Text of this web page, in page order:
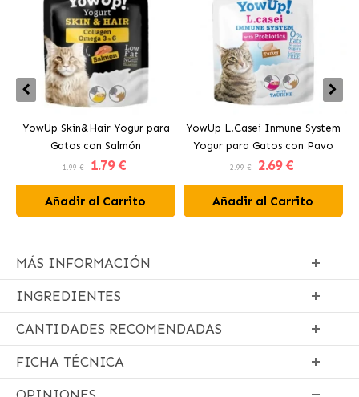
YowUp Skin&Hair Yogur para
Gatos con Salmón
1.99 € 1.79 €
Añadir al Carrito
YowUp L.Casei Inmune System
Yogur para Gatos con Pavo
2.99 € 2.69 €
Añadir al Carrito
MÁS INFORMACIÓN
INGREDIENTES
CANTIDADES RECOMENDADAS
FICHA TÉCNICA